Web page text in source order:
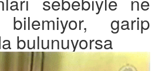
bilemiyor, garip
bulunuyorsa